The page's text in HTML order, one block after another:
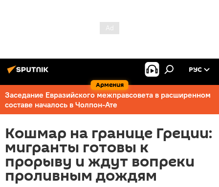
Армения
РУС
Заседание Евразийского межправсовета в расширенном
составе началось в Чолпон-Ате
Кошмар на границе Греции:
мигранты готовы к
прорыву и ждут вопреки
проливным дождям